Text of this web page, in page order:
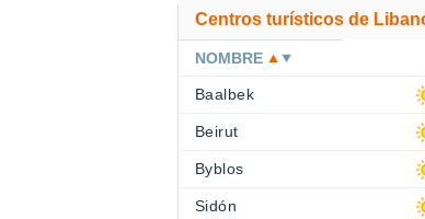
Centros turísticos de
NOMBRE
Baalbek
Beirut
Byblos
Sidón